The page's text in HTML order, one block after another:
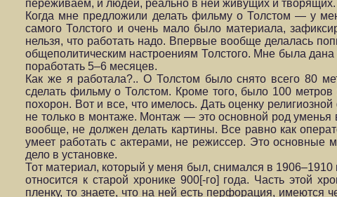
переживаем, и людей, реально в ней живущих и творящих.
Когда мне предложили делать фильму о Толстом — у
самого Толстого и очень мало было материала,
нельзя, что работать надо. Впервые вообще делалась
общеполитическим настроениям Толстого. Мне была
поработать 5–6 месяцев.
Как же я работала?.. О Толстом было снято всего 80
сделать фильму о Толстом. Кроме того, было 100
похорон. Вот и все, что имелось. Дать оценку
не только в монтаже. Монтаж — это основной род
вообще, не должен делать картины. Все равно как
умеет работать с актерами, не режиссер. Это основные
дело в установке.
Тот материал, который у меня был, снимался в
относится к старой хронике 900[-го] года. Часть этой
пленку, то знаете, что на ней есть перфорация, имеются